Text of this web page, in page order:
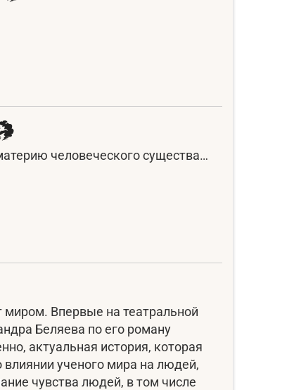
человеческого существа…
миром. Впервые на театральной
Беляева по его роману
актуальная история, которая
влиянии ученого мира на людей,
чувства людей, в том числе